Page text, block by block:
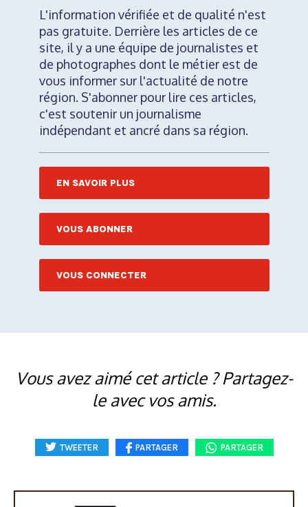
L'information vérifiée et de qualité n'est
pas gratuite. Derrière les articles de ce
site, il y a une équipe de journalistes et
de photographes dont le métier est de
vous informer sur l'actualité de notre
région. S'abonner pour lire ces articles,
c'est soutenir un journalisme
indépendant et ancré dans sa région.
EN SAVOIR PLUS
VOUS ABONNER
VOUS CONNECTER
Vous avez aimé cet article ? Partagez-
le avec vos amis.
TWEETER PARTAGER PARTAGER